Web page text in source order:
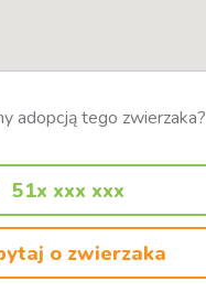
adopcją tego zwierzaka?
51x xxx xxx
o zwierzaka